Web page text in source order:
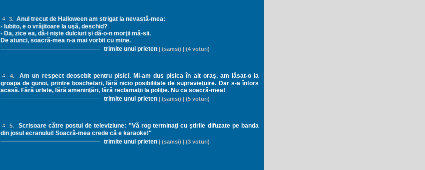
3. Anul trecut de Halloween am strigat la nevastă-mea:
- Iubito, e o vrăjitoare la uşă, deschid?
- Da, zice ea, dă-i nişte dulciuri şi dă-o-n morţii mă-sii.
De atunci, soacră-mea n-a mai vorbit cu mine.
trimite unui prieten | (samsi) | (4 voturi)
4.
Am un respect deosebit pentru pisici. Mi-am dus pisica în alt oraş, am lăsat-o la
groapa de gunoi, printre boschetari, fără nicio posibilitate de supravieţuire. Dar s-a întors
acasă. Fără urlete, fără ameninţări, fără reclamaţii la poliţie. Nu ca soacră-mea!
trimite unui prieten | (samsi) | (5 voturi)
5.
Scrisoare către postul de televiziune: "Vă rog terminaţi cu ştirile difuzate pe banda
din josul ecranului! Soacră-mea crede că e karaoke!"
trimite unui prieten | (samsi) | (3 voturi)